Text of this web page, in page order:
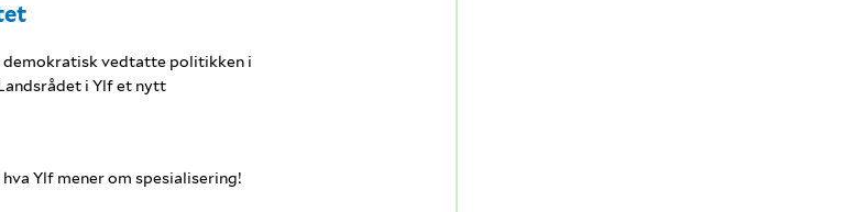
demokratisk vedtatte politikken i
i Ylf et nytt
Ylf mener om spesialisering!